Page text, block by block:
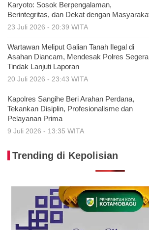
Karyoto: Sosok Berpengalaman,
Berintegritas, dan Dekat dengan
23 Juli 2026 - 20:39 WITA
Wartawan Meliput Galian Tanah Ilegal di
Asahan Diancam, Mendesak Polres Segera
Tindak Lanjuti Laporan
20 Juli 2026 - 23:43 WITA
Kapolres Sangihe Beri Arahan Perdana,
Tekankan Disiplin, Profesionalisme dan
Pelayanan Prima
9 Juli 2026 - 13:35 WITA
Trending di Kepolisian